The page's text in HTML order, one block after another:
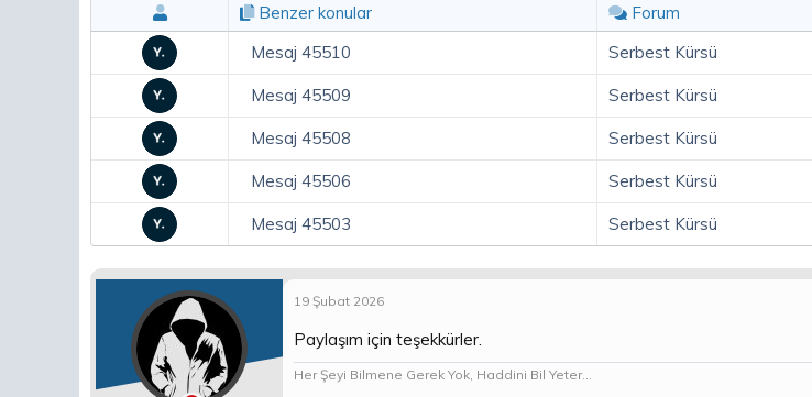
Benzer konular Forum
Mesaj 45510
Serbest Kürsü
Mesaj 45509 Serbest Kürsü
Mesaj 45508 Serbest Kürsü
Mesaj 45506 Serbest Kürsü
Mesaj 45503 Serbest Kürsü
19 Şubat 2026
Paylaşım için teşekkürler.
Her Şeyi Bilmene Gerek Yok, Haddini Bil Yeter...